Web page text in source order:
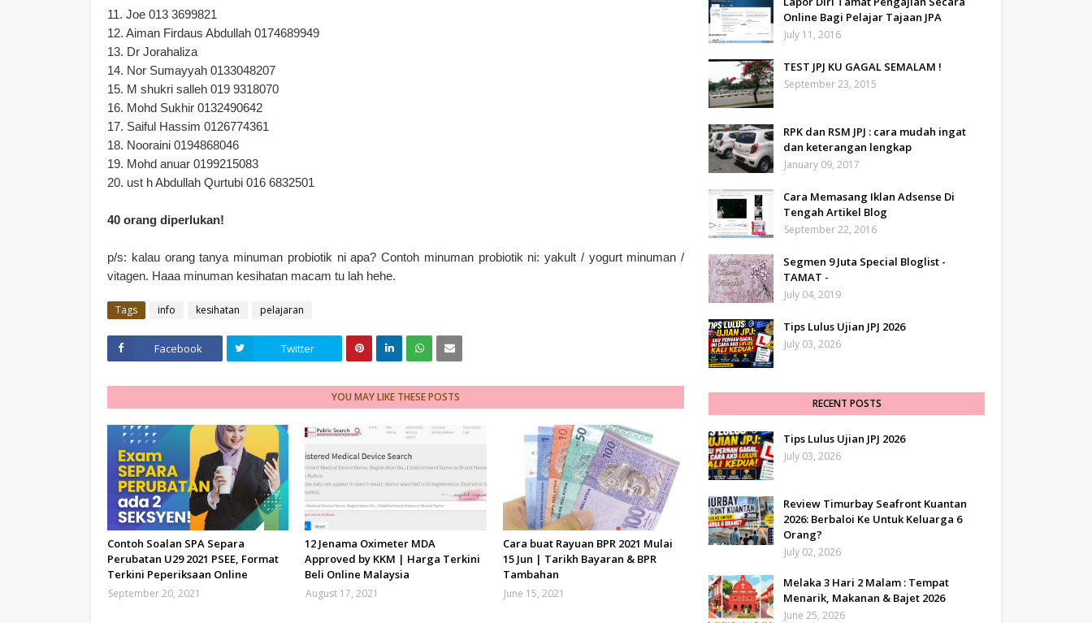
11. Joe 013 3699821
12. Aiman Firdaus Abdullah 0174689949
13. Dr Jorahaliza
14. Nor Sumayyah 0133048207
15. M shukri salleh 019 9318070
16. Mohd Sukhir 0132490642
17. Saiful Hassim 0126774361
18. Nooraini 0194868046
19. Mohd anuar 0199215083
20. ust h Abdullah Qurtubi 016 6832501
40 orang diperlukan!
p/s: kalau orang tanya minuman probiotik ni apa? Contoh minuman probiotik ni: yakult / yogurt minuman /
vitagen. Haaa minuman kesihatan macam tu lah hehe.
Tags info kesihatan pelajaran
Facebook Twitter
YOU MAY LIKE THESE POSTS
Contoh Soalan SPA Separa
Perubatan U29 2021 PSEE, Format
Terkini Peperiksaan Online
September 20, 2021
12 Jenama Oximeter MDA
Approved by KKM | Harga Terkini
Beli Online Malaysia
August 17, 2021
Cara buat Rayuan BPR 2021 Mulai
15 Jun | Tarikh Bayaran & BPR
Tambahan
June 15, 2021
Online Bagi Pelajar Tajaan JPA
July 11, 2016
TEST JPJ KU GAGAL SEMALAM !
September 23, 2015
RPK dan RSM JPJ : cara mudah ingat
dan keterangan lengkap
January 09, 2017
Cara Memasang Iklan Adsense Di
Tengah Artikel Blog
September 22, 2016
Segmen 9 Juta Special Bloglist -
TAMAT -
July 04, 2019
Tips Lulus Ujian JPJ 2026
July 03, 2026
RECENT POSTS
Tips Lulus Ujian JPJ 2026
July 03, 2026
Review Timurbay Seafront Kuantan
2026: Berbaloi Ke Untuk Keluarga 6
Orang?
July 02, 2026
Melaka 3 Hari 2 Malam : Tempat
Menarik, Makanan & Bajet 2026
June 25, 2026